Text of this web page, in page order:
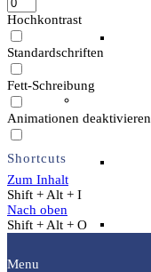
Hochkontrast
Standardschriften
Fett-Schreibung
Animationen deaktivieren
Shortcuts
Zum Inhalt
Shift + Alt + I
Nach oben
Shift + Alt + O
Menu